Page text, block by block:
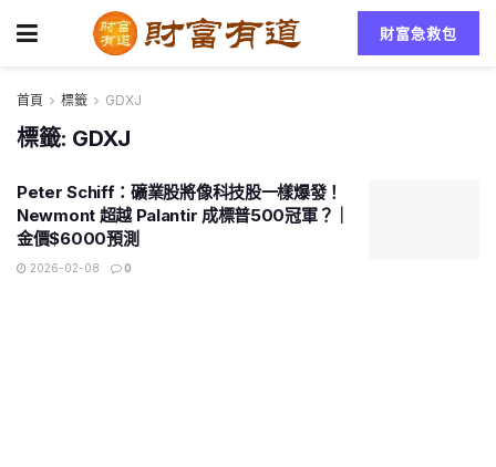
財富急救包
首頁 標籤 GDXJ
標籤: GDXJ
Peter Schiff：礦業股將像科技股一樣爆發！
Newmont 超越 Palantir 成標普500冠軍？｜
金價$6000預測
2026-02-08 0